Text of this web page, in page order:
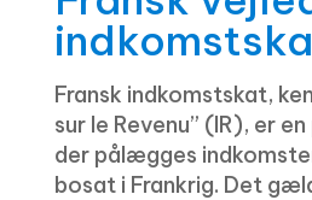
Fransk indkomstskat,
sur le Revenu” (IR), er
der pålægges
bosat i Frankrig. Det